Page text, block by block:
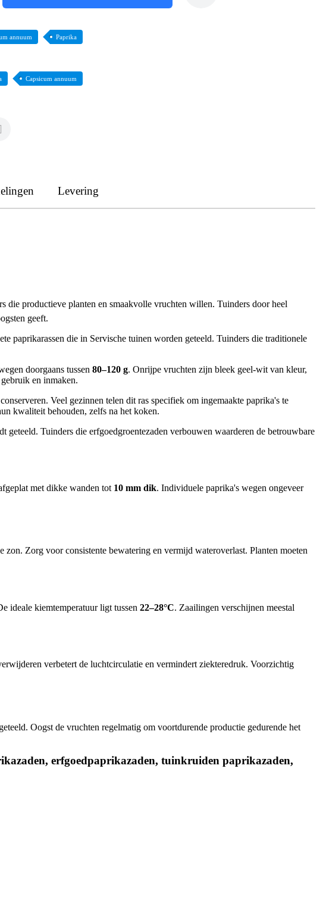
annuum Paprika
Capsicum annuum
Levering
die productieve planten en smaakvolle vruchten willen. Tuinders door heel
geeft.
paprikarassen die in Servische tuinen worden geteeld. Tuinders die traditionele
doorgaans tussen 80–120 g. Onrijpe vruchten zijn bleek geel-wit van kleur,
en inmaken.
Veel gezinnen telen dit ras specifiek om ingemaakte paprika's te
kwaliteit behouden, zelfs na het koken.
Tuinders die erfgoedgroentezaden verbouwen waarderen de betrouwbare
met dikke wanden tot 10 mm dik. Individuele paprika's wegen ongeveer
Zorg voor consistente bewatering en vermijd wateroverlast. Planten moeten
ideale kiemtemperatuur ligt tussen 22–28°C. Zaailingen verschijnen meestal
verbetert de luchtcirculatie en vermindert ziekteredruk. Voorzichtig
Oogst de vruchten regelmatig om voortdurende productie gedurende het
erfgoedpaprikazaden, tuinkruiden paprikazaden,